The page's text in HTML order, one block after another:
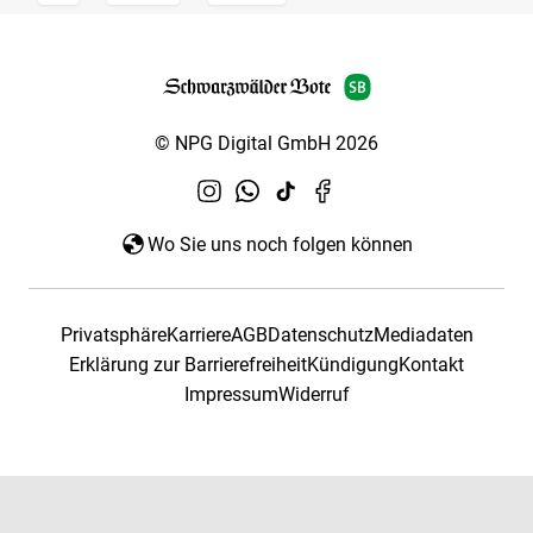
© NPG Digital GmbH 2026
Wo Sie uns noch folgen können
PrivatsphäreKarriereAGBDatenschutzMediadaten
Erklärung zur BarrierefreiheitKündigungKontakt
ImpressumWiderruf